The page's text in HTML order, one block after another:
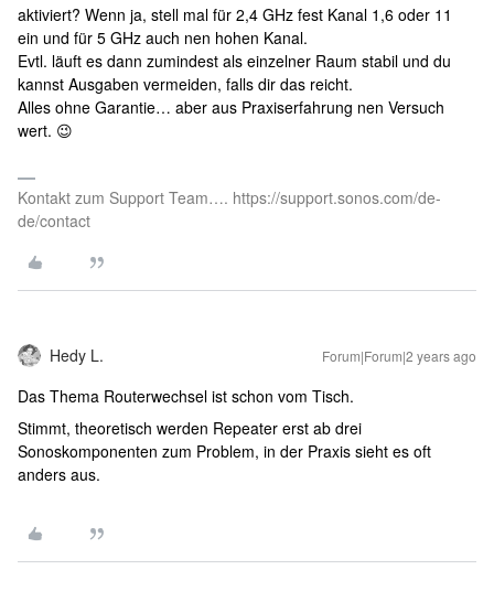
aktiviert? Wenn ja, stell mal für 2,4 GHz fest Kanal 1,6 oder 11
ein und für 5 GHz auch nen hohen Kanal.
Evtl. läuft es dann zumindest als einzelner Raum stabil und du
kannst Ausgaben vermeiden, falls dir das reicht.
Alles ohne Garantie… aber aus Praxiserfahrung nen Versuch
wert. 😉
Kontakt zum Support Team…. https://support.sonos.com/de-
de/contact
Hedy L. Forum|Forum|2 years ago
Das Thema Routerwechsel ist schon vom Tisch.
Stimmt, theoretisch werden Repeater erst ab drei
Sonoskomponenten zum Problem, in der Praxis sieht es oft
anders aus.